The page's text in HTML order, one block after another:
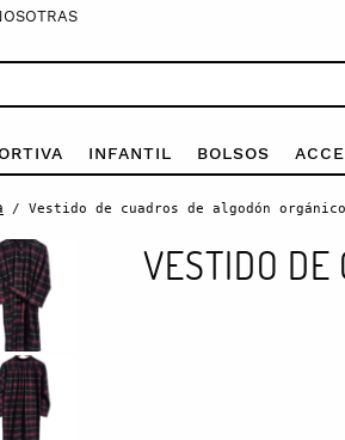
INFANTIL BOLSOS
/ Vestido de cuadros de algodón
VESTIDO DE